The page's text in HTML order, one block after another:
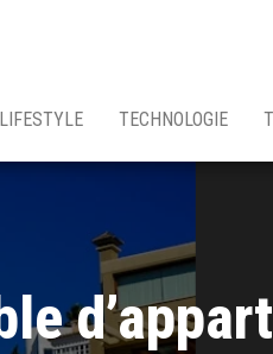
LIFESTYLE TECHNOLOGIE